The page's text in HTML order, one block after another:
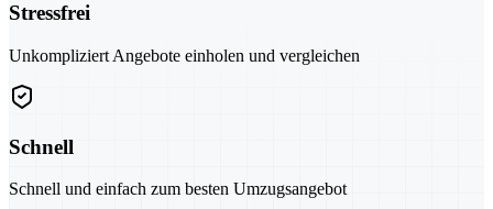
Stressfrei
Unkompliziert Angebote einholen und vergleichen
Schnell
Schnell und einfach zum besten Umzugsangebot